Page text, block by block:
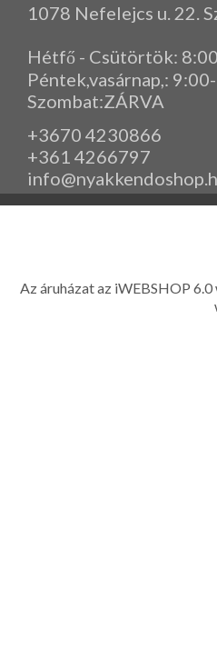
1078 Nefelejcs u. 22.
Hétfő - Csütörtök:
Péntek,vasárnap, : 9
Szombat:ZÁRVA
+3670 4230866
+361 4266797
Az áruházat az iWEBSHOP